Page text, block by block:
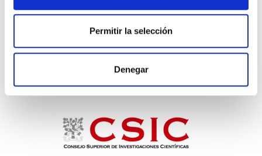
Permitir la selección
Denegar